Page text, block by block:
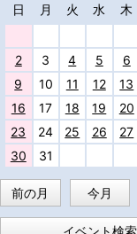
日 月 火 水 木
2
3 4 5 6
9
10 11 12 13
16
17 18 19 20
23
24 25 26 27
30
31
前の月 今月
イベント検索